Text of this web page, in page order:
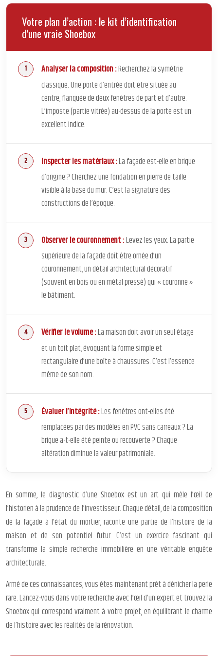
Votre plan d’action : le kit d’identification
d’une vraie Shoebox
Analyser la composition :Recherchez la symétrie
classique. Une porte d’entrée doit être située au
centre, flanquée de deux fenêtres de part et d’autre.
L’imposte (partie vitrée) au-dessus de la porte est un
excellent indice.
Inspecter les matériaux :La façade est-elle en brique
d’origine ? Cherchez une fondation en pierre de taille
visible à la base du mur. C’est la signature des
constructions de l’époque.
Observer le couronnement :Levez les yeux. La partie
supérieure de la façade doit être ornée d’un
couronnement, un détail architectural décoratif
(souvent en bois ou en métal pressé) qui « couronne »
le bâtiment.
Vérifier le volume :La maison doit avoir un seul étage
et un toit plat, évoquant la forme simple et
rectangulaire d’une boîte à chaussures. C’est l’essence
même de son nom.
Évaluer l’intégrité :Les fenêtres ont-elles été
remplacées par des modèles en PVC sans carreaux ? La
brique a-t-elle été peinte ou recouverte ? Chaque
altération diminue la valeur patrimoniale.
En somme, le diagnostic d’une Shoebox est un art qui mêle l’œil de
l’historien à la prudence de l’investisseur. Chaque détail, de la composition
de la façade à l’état du mortier, raconte une partie de l’histoire de la
maison et de son potentiel futur. C’est un exercice fascinant qui
transforme la simple recherche immobilière en une véritable enquête
architecturale.
Armé de ces connaissances, vous êtes maintenant prêt à dénicher la perle
rare. Lancez-vous dans votre recherche avec l’œil d’un expert et trouvez la
Shoebox qui correspond vraiment à votre projet, en équilibrant le charme
de l’histoire avec les réalités de la rénovation.